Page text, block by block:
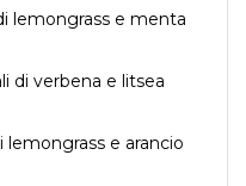
lemongrass e menta
di verbena e litsea
lemongrass e arancio